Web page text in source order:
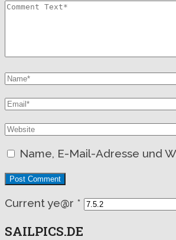
Name, E-Mail-Adresse und
Current ye@r *
SAILPICS.DE